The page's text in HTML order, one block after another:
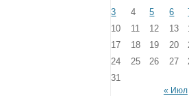
3 4 5 6
10
11 12 13
17
18 19 20
24
25 26 27
31
« Июл